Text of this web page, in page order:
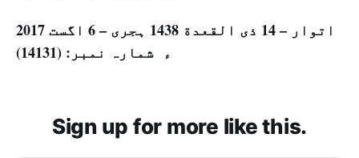
اتوار – 14 ذی القعدة 1438 ہجری – 6 اگست 2017
ء شمارہ نمبر: (14131)
Sign up for more like this.